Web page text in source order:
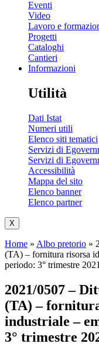
Eventi
Video
Lavoro e
Progetti
Cataloghi
Cantieri
Informazioni
Utilità
Dati Istat
Numeri utili
Elenco siti tematici
Servizi di
Servizi di
Accessibilità
Mappa del sito
Elenco banner
Elenco partner
X
Home » Albo pretorio »
(TA) – fornitura risorsa
periodo: 3° trimestre 2021
2021/0507 –
(TA) –
industriale –
3° trimestre